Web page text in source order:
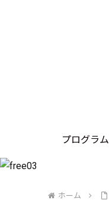
プログラム
ホーム